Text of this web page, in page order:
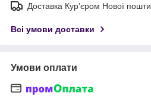
Доставка Курʼєром Нової пошти
Всі умови доставки
Умови оплати